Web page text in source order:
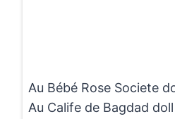
Au Bébé Rose Societe
Au Calife de Bagdad